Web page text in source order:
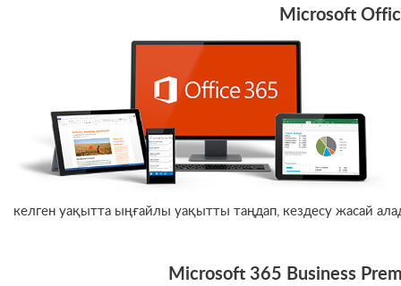
Microsoft
келген уақытта ыңғайлы уақытты таңдап, кездесу жасай
Microsoft 365 Business